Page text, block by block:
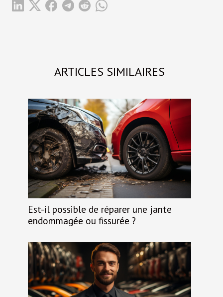
ARTICLES SIMILAIRES
Est-il possible de réparer une jante
endommagée ou fissurée ?